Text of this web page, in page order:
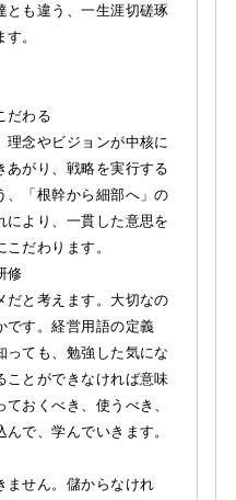
とも違う、一生涯切磋琢
。
だわる
念やビジョンが中核に
あがり、戦略を実行する
、「根幹から細部へ」の
により、一貫した意思を
だわります。
修
と考えます。大切なの
です。経営用語の定義
っても、勉強した気にな
ことができなければ意味
おくべき、使うべき、
で、学んでいきます。
せん。儲からなけれ